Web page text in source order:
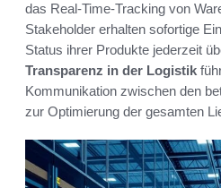
das Real-Time-Tracking von
Stakeholder erhalten sofortige
Status ihrer Produkte jederzeit
Transparenz in der Logistik
Kommunikation zwischen den
zur Optimierung der gesamten